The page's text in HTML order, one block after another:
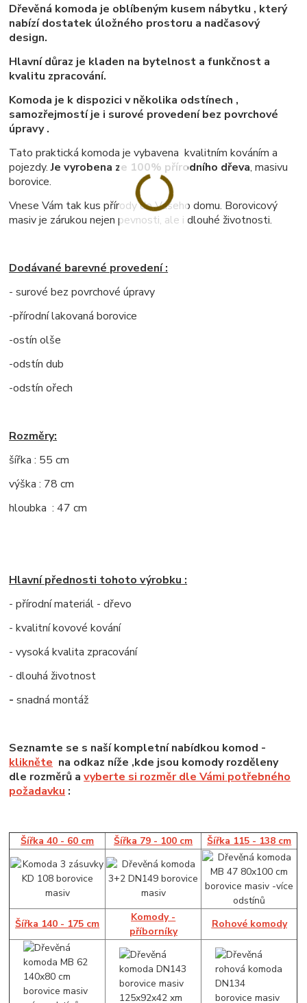
Dřevěná komoda je oblíbeným kusem nábytku , který
nabízí dostatek úložného prostoru a nadčasový
design.
Hlavní důraz je kladen na bytelnost a funkčnost a
kvalitu zpracování.
Komoda je k dispozici v několika odstínech ,
samozřejmostí je i surové provedení bez povrchové
úpravy .
Tato praktická komoda je vybavena kvalitním kováním a
pojezdy.Je vyrobena ze 100% přírodního dřeva, masivu
borovice.
Vnese Vám tak kus přírody do Vašeho domu. Borovicový
masiv je zárukou nejen pevnosti, ale i dlouhé životnosti.
Dodávané barevné provedení :
- surové bez povrchové úpravy
-přírodní lakovaná borovice
-ostín olše
-odstín dub
-odstín ořech
Rozměry:
šířka : 55 cm
výška : 78 cm
hloubka : 47 cm
Hlavní přednosti tohoto výrobku :
- přírodní materiál - dřevo
- kvalitní kovové kování
- vysoká kvalita zpracování
- dlouhá životnost
-snadná montáž
Seznamte se s naší kompletní nabídkou komod -
klikněte na odkaz níže ,kde jsou komody rozděleny
dle rozměrů avyberte si rozměr dle Vámi potřebného
požadavku :
Šířka 40 - 60 cm Šířka 79 - 100 cm Šířka 115 - 138 cm
Šířka 140 - 175 cm
Komody -
příborníky
Rohové komody